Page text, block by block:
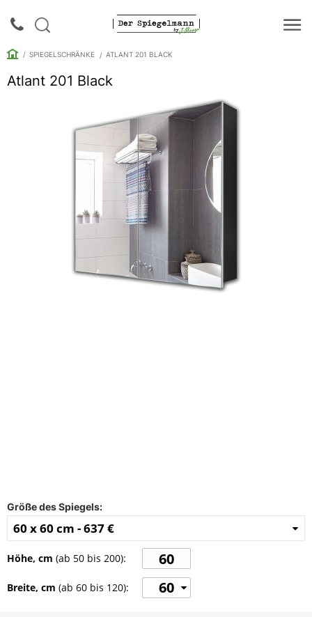
Login |
Anmeldung
SPIEGELSCHRÄNKE ATLANT 201 BLACK
Atlant 201 Black
Größe des Spiegels:
60 x 60 cm -637 €
Höhe, cm (ab 50 bis 200):
Breite, cm (ab 60 bis 120): 60